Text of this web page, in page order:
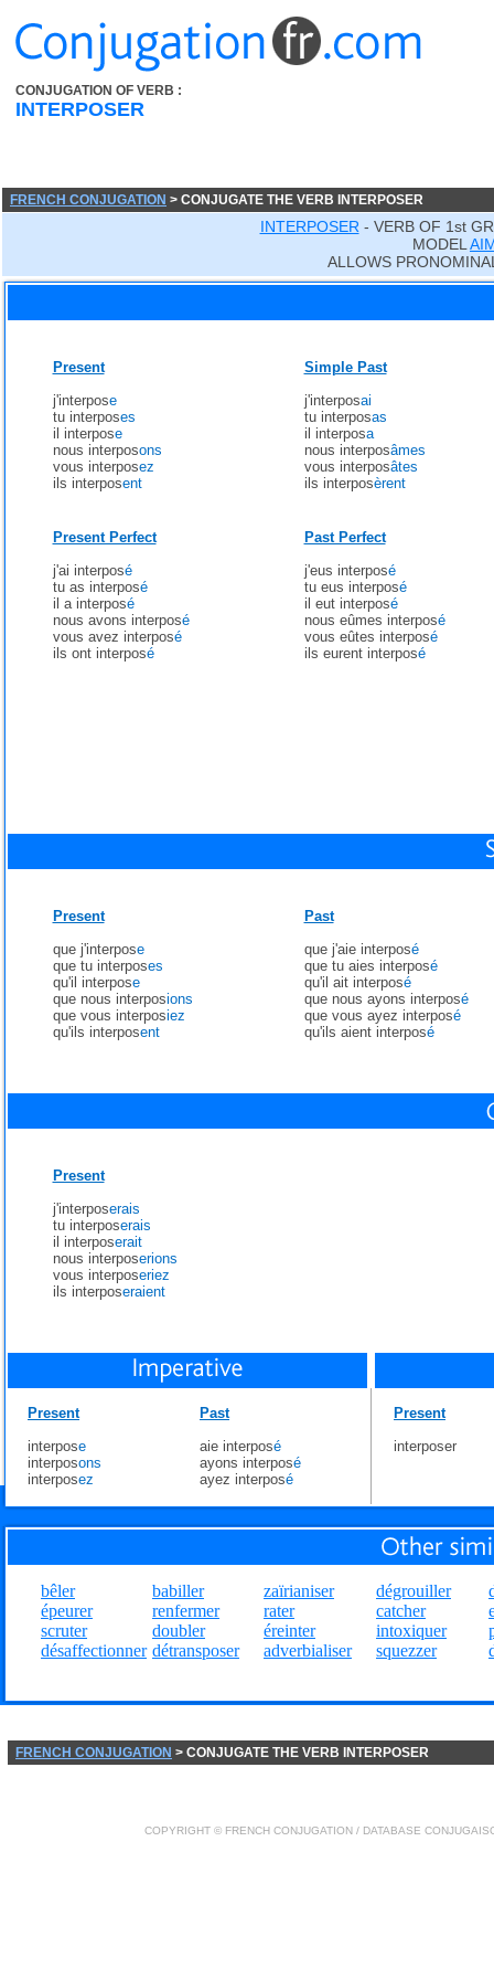
CONJUGATION OF VERB :
INTERPOSER
FRENCH CONJUGATION > CONJUGATE THE VERB INTERPOSER
INTERPOSER - VERB OF 1st
MODEL
ALLOWS
Present
j'interpose
tu interposes
il interpose
nous interposons
vous interposez
ils interposent
Simple Past
j'interposai
tu interposas
il interposa
nous interposâmes
vous interposâtes
ils interposèrent
Present Perfect
j'ai interposé
tu as interposé
il a interposé
nous avons interposé
vous avez interposé
ils ont interposé
Past Perfect
j'eus interposé
tu eus interposé
il eut interposé
nous eûmes interposé
vous eûtes interposé
ils eurent interposé
Present
que j'interpose
que tu interposes
qu'il interpose
que nous interposions
que vous interposiez
qu'ils interposent
Past
que j'aie interposé
que tu aies interposé
qu'il ait interposé
que nous ayons interposé
que vous ayez interposé
qu'ils aient interposé
Present
j'interposerais
tu interposerais
il interposerait
nous interposerions
vous interposeriez
ils interposeraient
Present
interpose
interposons
interposez
Past
aie interposé
ayons interposé
ayez interposé
Present
interposer
bêler
épeurer
scruter
désaffectionner
babiller
renfermer
doubler
détransposer
zaïrianiser
rater
éreinter
adverbialiser
dégrouiller
catcher
intoxiquer
squezzer
FRENCH CONJUGATION > CONJUGATE THE VERB INTERPOSER
COPYRIGHT © FRENCH CONJUGATION / DATABASE